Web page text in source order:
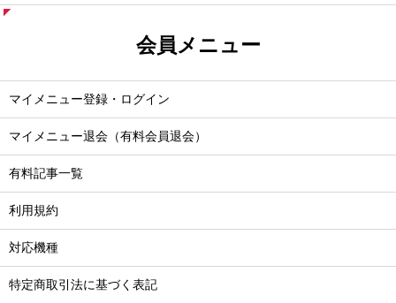
会員メニュー
マイメニュー登録・ログイン
マイメニュー退会（有料会員退会）
有料記事一覧
利用規約
対応機種
特定商取引法に基づく表記